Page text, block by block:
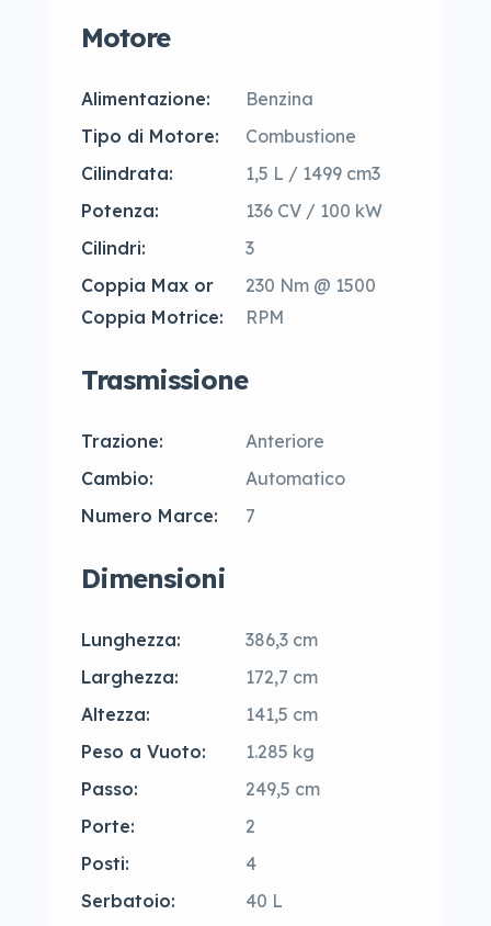
Motore
Alimentazione:
Benzina
Tipo di Motore:
Combustione
Cilindrata:
1,5 L / 1499 cm3
Potenza:
136 CV / 100 kW
Cilindri:
3
Coppia Max or
Coppia Motrice:
230 Nm @ 1500
RPM
Trasmissione
Trazione:
Anteriore
Cambio:
Automatico
Numero Marce:
7
Dimensioni
Lunghezza:
386,3 cm
Larghezza:
172,7 cm
Altezza:
141,5 cm
Peso a Vuoto:
1.285 kg
Passo:
249,5 cm
Porte:
2
Posti:
4
Serbatoio:
40 L